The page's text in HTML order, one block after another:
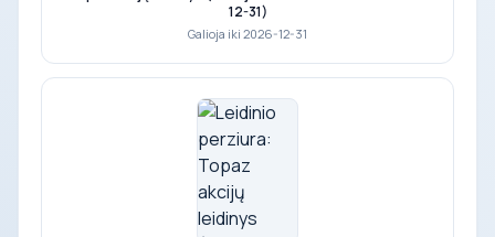
12-31)
Galioja iki 2026-12-31